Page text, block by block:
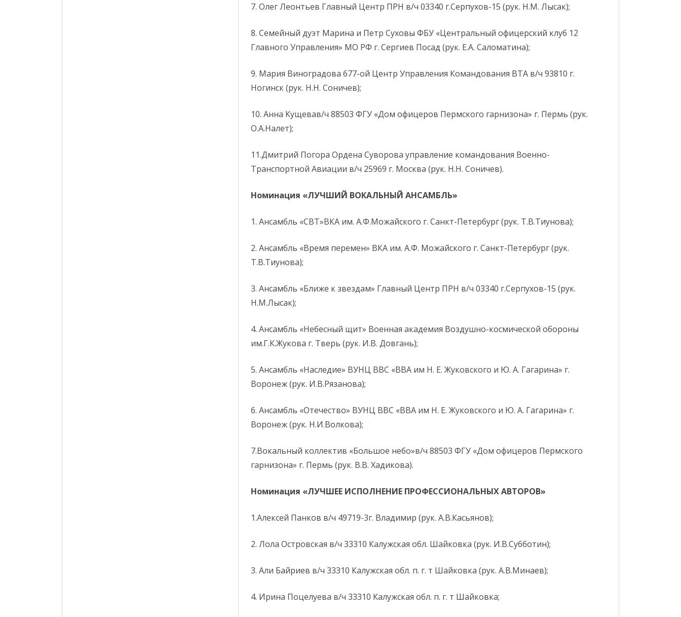
7. Олег Леонтьев Главный Центр ПРН в/ч 03340 г.Серпухов-15 (рук. Н.М. Лысак);
8. Семейный дуэт Марина и Петр Суховы ФБУ «Центральный офицерский клуб 12
Главного Управления» МО РФ г. Сергиев Посад (рук. Е.А. Саломатина);
9. Мария Виноградова 677-ой Центр Управления Командования ВТА в/ч 93810 г.
Ногинск (рук. Н.Н. Соничев);
10. Анна Кущевав/ч 88503 ФГУ «Дом офицеров Пермского гарнизона» г. Пермь (рук.
О.А.Налет);
11.Дмитрий Погора Ордена Суворова управление командования Военно-
Транспортной Авиации в/ч 25969 г. Москва (рук. Н.Н. Соничев).
Номинация «ЛУЧШИЙ ВОКАЛЬНЫЙ АНСАМБЛЬ»
1. Ансамбль «СВТ»ВКА им. А.Ф.Можайского г. Санкт-Петербург (рук. Т.В.Тиунова);
2. Ансамбль «Время перемен» ВКА им. А.Ф. Можайского г. Санкт-Петербург (рук.
Т.В.Тиунова);
3. Ансамбль «Ближе к звездам» Главный Центр ПРН в/ч 03340 г.Серпухов-15 (рук.
Н.М.Лысак);
4. Ансамбль «Небесный щит» Военная академия Воздушно-космической обороны
им.Г.К.Жукова г. Тверь (рук. И.В. Довгань);
5. Ансамбль «Наследие» ВУНЦ ВВС «ВВА им Н. Е. Жуковского и Ю. А. Гагарина» г.
Воронеж (рук. И.В.Рязанова);
6. Ансамбль «Отечество» ВУНЦ ВВС «ВВА им Н. Е. Жуковского и Ю. А. Гагарина» г.
Воронеж (рук. Н.И.Волкова);
7.Вокальный коллектив «Большое небо»в/ч 88503 ФГУ «Дом офицеров Пермского
гарнизона» г. Пермь (рук. В.В. Хадикова).
Номинация «ЛУЧШЕЕ ИСПОЛНЕНИЕ ПРОФЕССИОНАЛЬНЫХ АВТОРОВ»
1.Алексей Панков в/ч 49719-3г. Владимир (рук. А.В.Касьянов);
2. Лола Островская в/ч 33310 Калужская обл. Шайковка (рук. И.В.Субботин);
3. Али Байриев в/ч 33310 Калужская обл. п. г. т Шайковка (рук. А.В.Минаев);
4. Ирина Поцелуева в/ч 33310 Калужская обл. п. г. т Шайковка;